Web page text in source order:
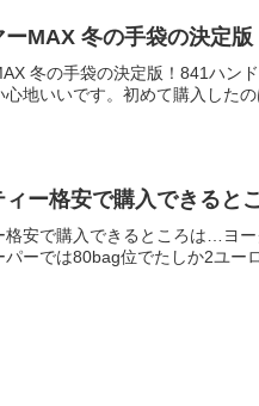
MAX 冬の手袋の決定版
冬の手袋の決定版！841ハン
地いいです。初めて購入した
ィー格安で購入できると
格安で購入できるところは…ヨ
パーでは80bag位でたしか2ユー